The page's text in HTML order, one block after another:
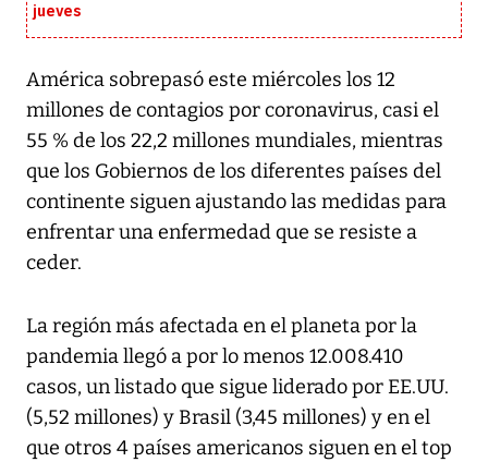
jueves
América sobrepasó este miércoles los 12
millones de contagios por coronavirus, casi el
55 % de los 22,2 millones mundiales, mientras
que los Gobiernos de los diferentes países del
continente siguen ajustando las medidas para
enfrentar una enfermedad que se resiste a
ceder.
La región más afectada en el planeta por la
pandemia llegó a por lo menos 12.008.410
casos, un listado que sigue liderado por EE.UU.
(5,52 millones) y Brasil (3,45 millones) y en el
que otros 4 países americanos siguen en el top